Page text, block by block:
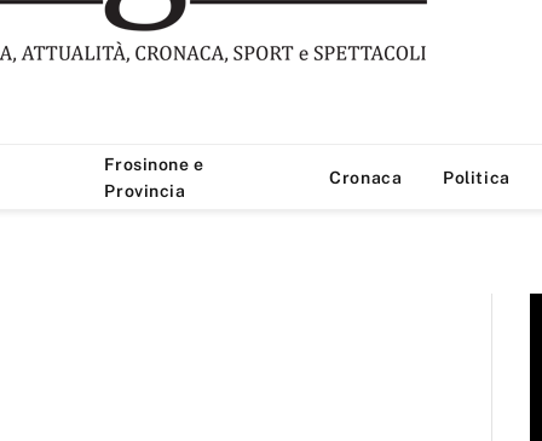
Frosinone e
Provincia
Cronaca Politica